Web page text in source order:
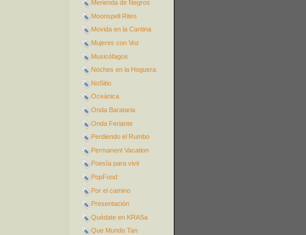
Merienda de Negros
Moonspell Rites
Movida en la Cantina
Mujeres con Voz
Musicófagos
Noches en la Hoguera
NoSitio
Oceánica
Onda Barataria
Onda Feriante
Perdiendo el Rumbo
Permanent Vacation
Poesía para vivir
PopFood
Por el camino
Presentación
Quédate en KRASa
Que Mundo Tan